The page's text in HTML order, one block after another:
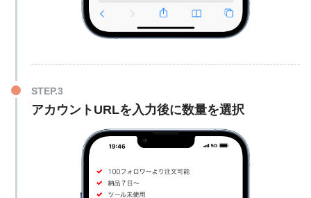
アカウントURLを入力後に数量を選択